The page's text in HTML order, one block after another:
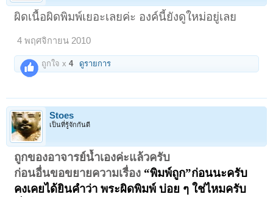
ผิดเนื้อผิดพิมพ์เยอะเลยค่ะ องค์นี้ยังดูใหม่อยู่เลย
4 พฤศจิกายน 2010
ถูกใจ x4 ดูรายการ
Stoes
เป็นที่รู้จักกันดี
ถูกของอาจารย์น้ำเองค่ะแล้วครับ
ก่อนอื่นขอขยายความเรื่อง “พิมพ์ถูก”ก่อนนะครับ
คงเคยได้ยินคำว่า พระผิดพิมพ์ บ่อย ๆ ใช่ไหมครับ